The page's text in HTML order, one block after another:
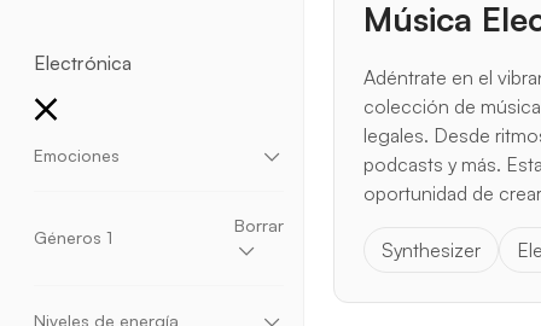
Electrónica
Emociones
Emocional
Energética Entusiástica
Fantasía
Géneros 1
Borrar
CinematográficaClásica
Niveles de energía
Música
Adéntrate en el
colección de
legales. Desde
podcasts y más.
oportunidad de
Synthesizer